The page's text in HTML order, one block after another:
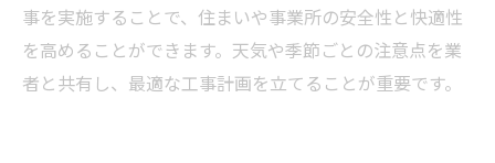
事を実施することで、住まいや事業所の安全性と快適性
を高めることができます。天気や季節ごとの注意点を業
者と共有し、最適な工事計画を立てることが重要です。